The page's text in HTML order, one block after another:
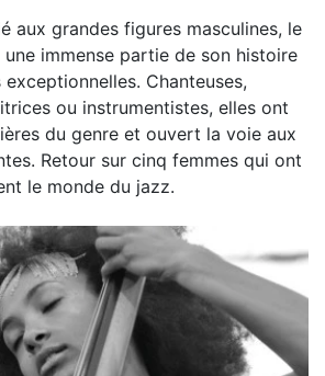
aux grandes figures masculines, le
immense partie de son histoire
Chanteuses,
ou instrumentistes, elles ont
du genre et ouvert la voie aux
Retour sur cinq femmes qui ont
le monde du jazz.